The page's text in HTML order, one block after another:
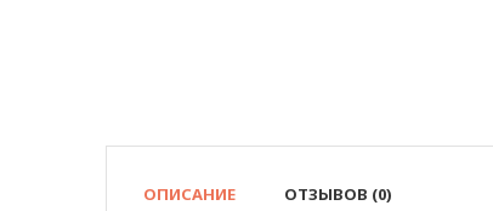
ОПИСАНИЕ ОТЗЫВОВ (0)